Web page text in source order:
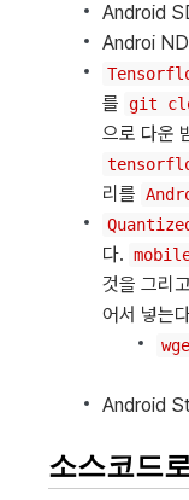
Android
Androi
를 git
으로 다운
리를
다.
것을 그리
어서 넣는
Android
소스코드